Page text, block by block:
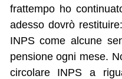
frattempo ho
adesso dovrò
INPS come alcune
pensione ogni mese.
circolare INPS a